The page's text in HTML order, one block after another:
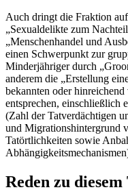
Auch dringt die Fraktion
„Sexualdelikte zum
„Menschenhandel und
einen Schwerpunkt zur
Minderjähriger durch
anderem die „Erstellung
bekannten oder
entsprechen, einschließlich
(Zahl der Tatverdächtigen
und Migrationshintergrund
Tatörtlichkeiten sowie
Reden zu